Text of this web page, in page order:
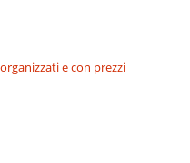
e con prezzi